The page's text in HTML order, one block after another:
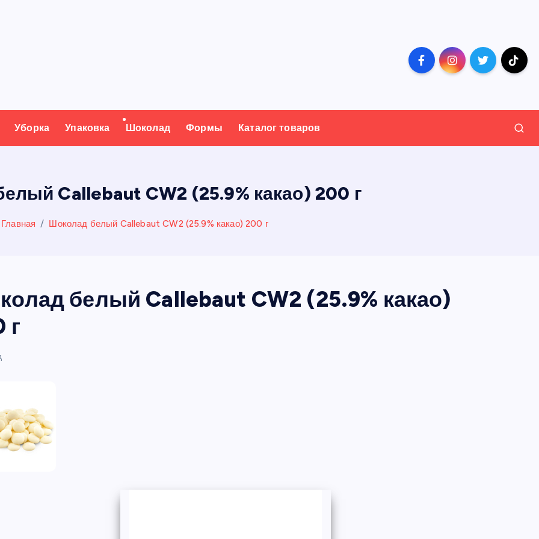
Уборка Упаковка Шоколад Формы Каталог товаров
Callebaut CW2 (25.9% какао) 200 г
Главная Шоколад белый Callebaut CW2 (25.9% какао) 200 г
белый Callebaut CW2 (25.9% какао)
г